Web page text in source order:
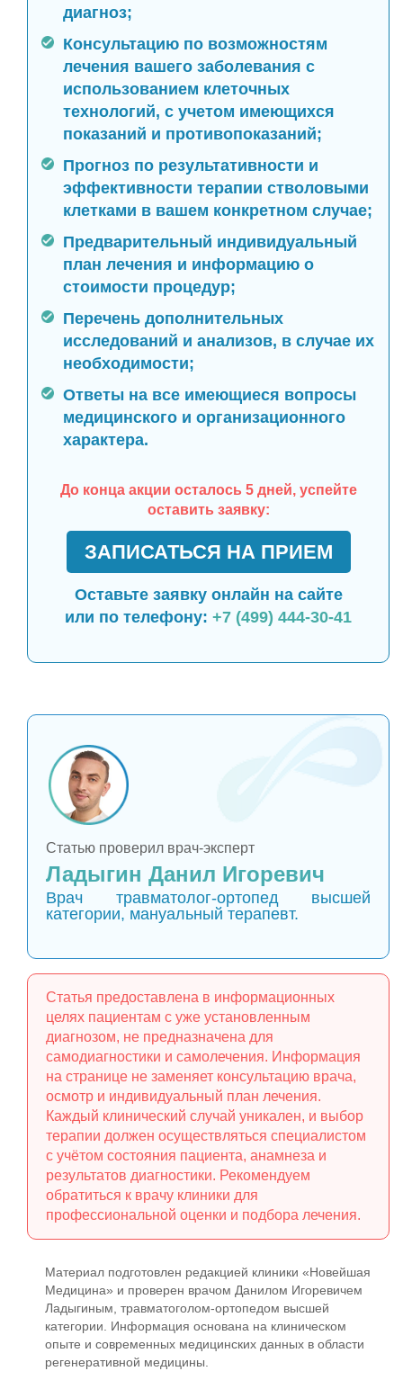
диагноз;
Консультацию по возможностям
лечения вашего заболевания с
использованием клеточных
технологий, с учетом имеющихся
показаний и противопоказаний;
Прогноз по результативности и
эффективности терапии стволовыми
клетками в вашем конкретном случае;
Предварительный индивидуальный
план лечения и информацию о
стоимости процедур;
Перечень дополнительных
исследований и анализов, в случае их
необходимости;
Ответы на все имеющиеся вопросы
медицинского и организационного
характера.
До конца акции осталось 5 дней, успейте
оставить заявку:
ЗАПИСАТЬСЯ НА ПРИЕМ
Оставьте заявку онлайн на сайте
или по телефону: +7 (499) 444-30-41
Статью проверил врач-эксперт
Ладыгин Данил Игоревич
Врач травматолог-ортопед высшей
категории, мануальный терапевт.
Статья предоставлена в информационных
целях пациентам с уже установленным
диагнозом, не предназначена для
самодиагностики и самолечения. Информация
на странице не заменяет консультацию врача,
осмотр и индивидуальный план лечения.
Каждый клинический случай уникален, и выбор
терапии должен осуществляться специалистом
с учётом состояния пациента, анамнеза и
результатов диагностики. Рекомендуем
обратиться к врачу клиники для
профессиональной оценки и подбора лечения.
Материал подготовлен редакцией клиники «Новейшая
Медицина» и проверен врачом Данилом Игоревичем
Ладыгиным, травматоголом-ортопедом высшей
категории. Информация основана на клиническом
опыте и современных медицинских данных в области
регенеративной медицины.